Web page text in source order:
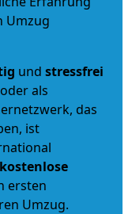
Umzug
und stressfrei
oder als
das
ist
ersten
Umzug.